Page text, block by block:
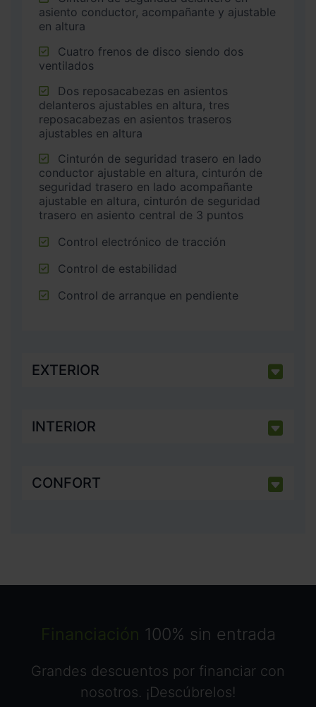
asiento conductor, acompañante y ajustable
en altura
ventilados
delanteros ajustables en altura, tres
reposacabezas en asientos traseros
ajustables en altura
conductor ajustable en altura, cinturón de
seguridad trasero en lado acompañante
ajustable en altura, cinturón de seguridad
trasero en asiento central de 3 puntos
Control electrónico de tracción
Control de estabilidad
Control de arranque en pendiente
EXTERIOR
INTERIOR
CONFORT
Financiación 100% sin entrada
Grandes descuentos por financiar con
nosotros. ¡Descúbrelos!